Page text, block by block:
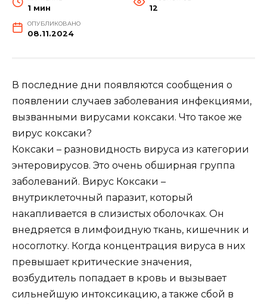
1 мин 12
ОПУБЛИКОВАНО
08.11.2024
В последние дни появляются сообщения о
появлении случаев заболевания инфекциями,
вызванными вирусами коксаки. Что такое же
вирус коксаки?
Коксаки – разновидность вируса из категории
энтеровирусов. Это очень обширная группа
заболеваний. Вирус Коксаки –
внутриклеточный паразит, который
накапливается в слизистых оболочках. Он
внедряется в лимфоидную ткань, кишечник и
носоглотку. Когда концентрация вируса в них
превышает критические значения,
возбудитель попадает в кровь и вызывает
сильнейшую интоксикацию, а также сбой в